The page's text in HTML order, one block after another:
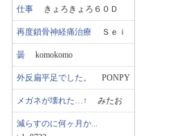
仕事 きょろきょろ６０Ｄ
再度鎖骨神経痛治療 Ｓｅｉ
曇 komokomo
外反扁平足でした。 PONPY
メガネが壊れた…↑ みたお
減らすのに何ヶ月か...